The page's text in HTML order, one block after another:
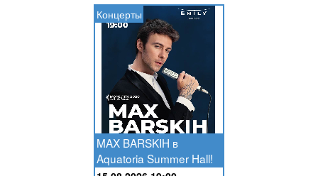
Концерты
MAX BARSKIH в
Aquatoria Summer Hall!